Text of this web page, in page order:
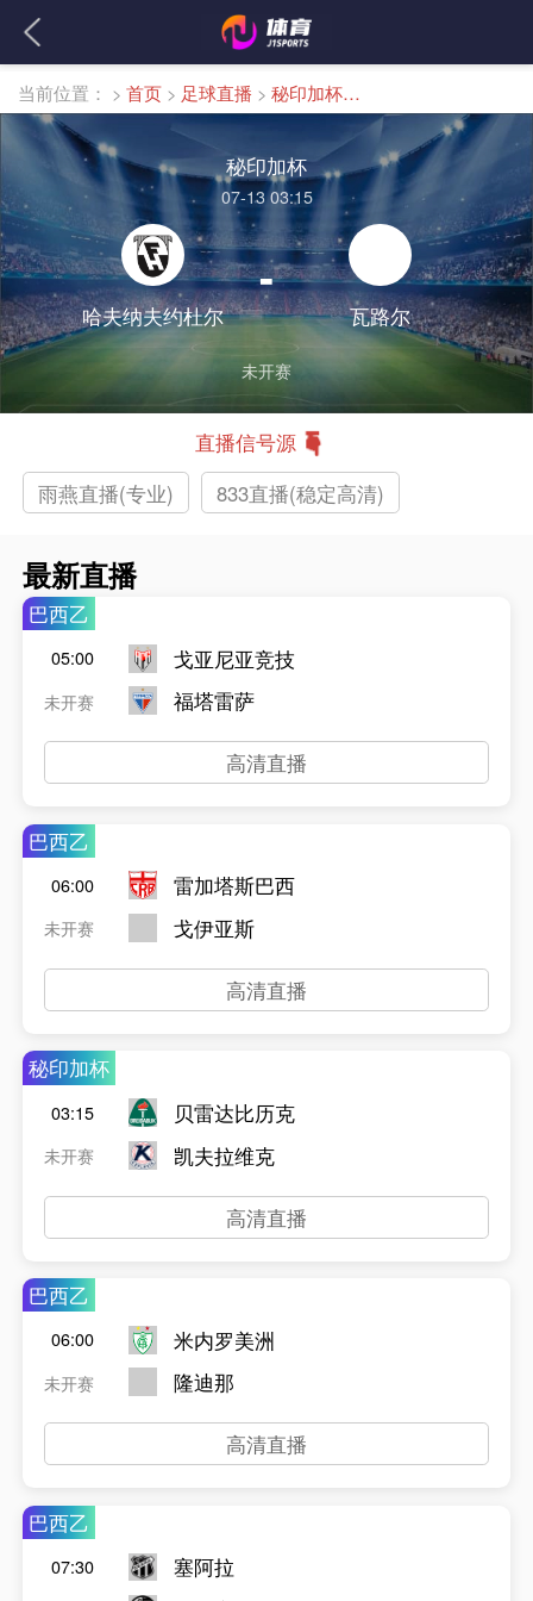
当前位置： > 首页 > 足球直播 > 秘印加杯直播
秘印加杯
07-13 03:15
哈夫纳夫约杜尔
-
瓦路尔
未开赛
直播信号源
雨燕直播(专业)
833直播(稳定高清)
最新直播
巴西乙
05:00
未开赛
戈亚尼亚竞技
福塔雷萨
高清直播
巴西乙
06:00
未开赛
雷加塔斯巴西
戈伊亚斯
高清直播
秘印加杯
03:15
未开赛
贝雷达比历克
凯夫拉维克
高清直播
巴西乙
06:00
未开赛
米内罗美洲
隆迪那
高清直播
巴西乙
07:30
塞阿拉